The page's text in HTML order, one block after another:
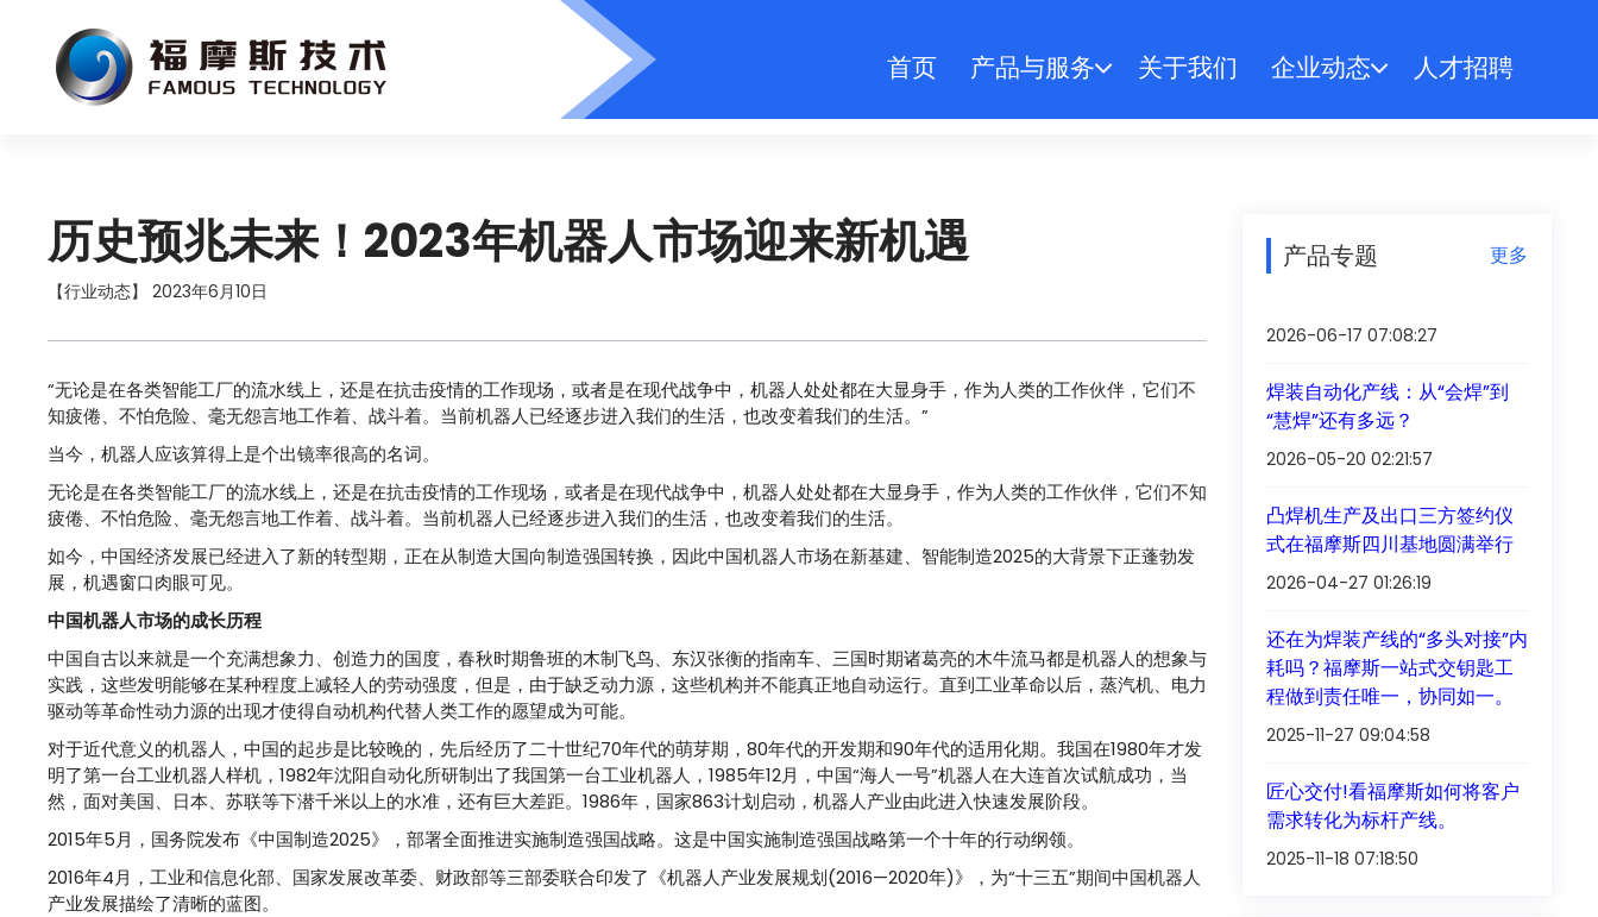
首页 产品与服务 关于我们 企业动态 人才招聘
历史预兆未来！2023年机器人市场迎来新机遇
【行业动态】 2023年6月10日
“无论是在各类智能工厂的流水线上，还是在抗击疫情的工作现场，或者是在现代战争中，机器人处处都在大显身手，作为人类的工作伙伴，它们不
知疲倦、不怕危险、毫无怨言地工作着、战斗着。当前机器人已经逐步进入我们的生活，也改变着我们的生活。”
当今，机器人应该算得上是个出镜率很高的名词。
无论是在各类智能工厂的流水线上，还是在抗击疫情的工作现场，或者是在现代战争中，机器人处处都在大显身手，作为人类的工作伙伴，它们不知
疲倦、不怕危险、毫无怨言地工作着、战斗着。当前机器人已经逐步进入我们的生活，也改变着我们的生活。
如今，中国经济发展已经进入了新的转型期，正在从制造大国向制造强国转换，因此中国机器人市场在新基建、智能制造2025的大背景下正蓬勃发
展，机遇窗口肉眼可见。
中国机器人市场的成长历程
中国自古以来就是一个充满想象力、创造力的国度，春秋时期鲁班的木制飞鸟、东汉张衡的指南车、三国时期诸葛亮的木牛流马都是机器人的想象与
实践，这些发明能够在某种程度上减轻人的劳动强度，但是，由于缺乏动力源，这些机构并不能真正地自动运行。直到工业革命以后，蒸汽机、电力
驱动等革命性动力源的出现才使得自动机构代替人类工作的愿望成为可能。
对于近代意义的机器人，中国的起步是比较晚的，先后经历了二十世纪70年代的萌芽期，80年代的开发期和90年代的适用化期。我国在1980年才发
明了第一台工业机器人样机，1982年沈阳自动化所研制出了我国第一台工业机器人，1985年12月，中国“海人一号”机器人在大连首次试航成功，当
然，面对美国、日本、苏联等下潜千米以上的水准，还有巨大差距。1986年，国家863计划启动，机器人产业由此进入快速发展阶段。
2015年5月，国务院发布《中国制造2025》，部署全面推进实施制造强国战略。这是中国实施制造强国战略第一个十年的行动纲领。
2016年4月，工业和信息化部、国家发展改革委、财政部等三部委联合印发了《机器人产业发展规划(2016—2020年)》，为“十三五”期间中国机器人
产业发展描绘了清晰的蓝图。
产品专题 更多
2026-06-17 07:08:27
焊装自动化产线：从“会焊”到
“慧焊”还有多远？
2026-05-20 02:21:57
凸焊机生产及出口三方签约仪
式在福摩斯四川基地圆满举行
2026-04-27 01:26:19
还在为焊装产线的“多头对接”内
耗吗？福摩斯一站式交钥匙工
程做到责任唯一，协同如一。
2025-11-27 09:04:58
匠心交付!看福摩斯如何将客户
需求转化为标杆产线。
2025-11-18 07:18:50